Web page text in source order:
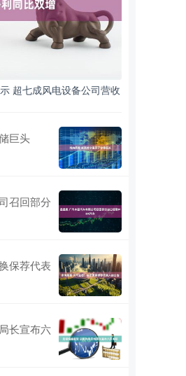
超七成风电设备公司营收
巨头
召回部分
保荐代表
长宣布六